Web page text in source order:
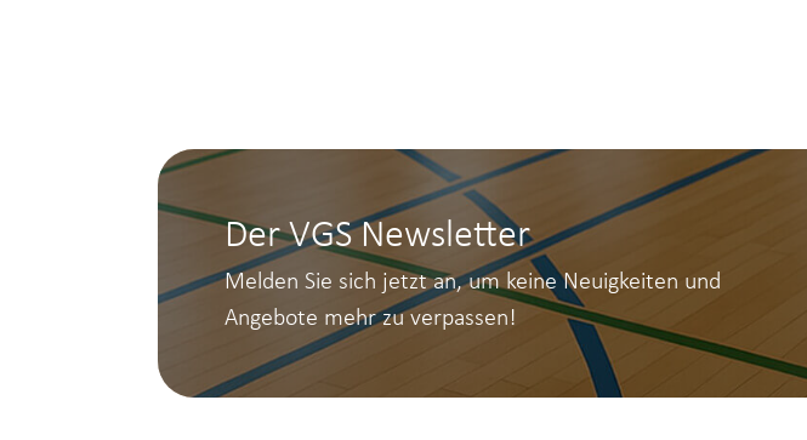
Der VGS Newsletter
Melden Sie sich jetzt an, um keine Neuigkeiten und
Angebote mehr zu verpassen!